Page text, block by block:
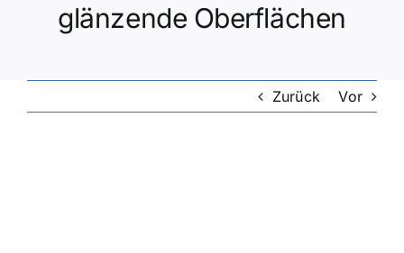
glänzende Oberflächen
Zurück Vor